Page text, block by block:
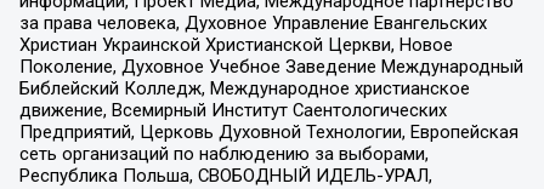
за права человека, Духовное Управление Евангельских
Христиан Украинской Христианской Церкви, Новое
Поколение, Духовное Учебное Заведение Международный
Библейский Колледж, Международное христианское
движение, Всемирный Институт Саентологических
Предприятий, Церковь Духовной Технологии, Европейская
сеть организаций по наблюдению за выборами,
Республика Польша, СВОБОДНЫЙ ИДЕЛЬ-УРАЛ,